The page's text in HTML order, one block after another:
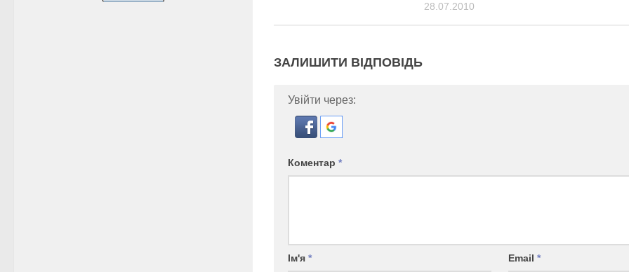
28.07.2010
ЗАЛИШИТИ ВІДПОВІДЬ
Увійти через:
Коментар *
Ім'я * Email*